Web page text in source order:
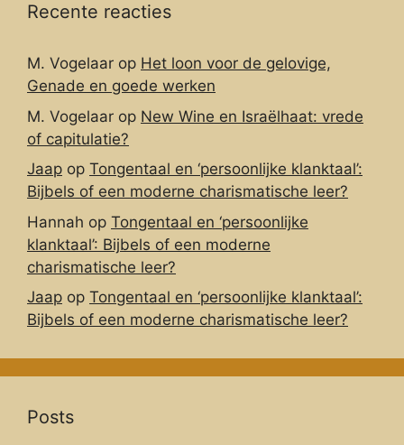
Recente reacties
M. Vogelaar op Het loon voor de gelovige,
Genade en goede werken
M. Vogelaar op New Wine en Israëlhaat: vrede
of capitulatie?
Jaap op Tongentaal en ‘persoonlijke klanktaal’:
Bijbels of een moderne charismatische leer?
Hannah op Tongentaal en ‘persoonlijke
klanktaal’: Bijbels of een moderne
charismatische leer?
Jaap op Tongentaal en ‘persoonlijke klanktaal’:
Bijbels of een moderne charismatische leer?
Posts